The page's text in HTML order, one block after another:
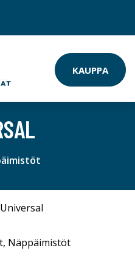
KAUPPA
, Näppäimistöt